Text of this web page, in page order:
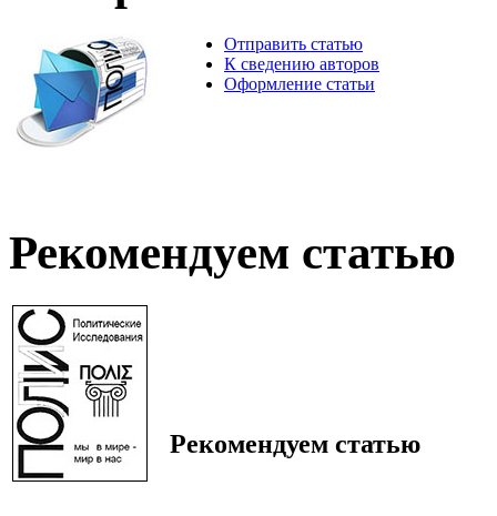
Отправить статью
К сведению авторов
Оформление статьи
Рекомендуем статью
Рекомендуем статью